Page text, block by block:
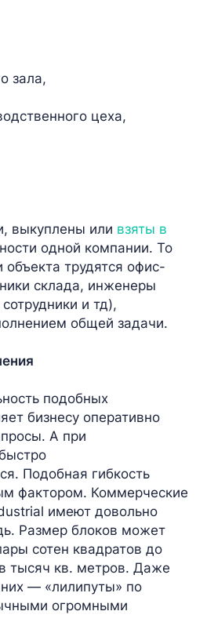
зала,
цеха,
выкуплены или взяты в
одной компании. То
объекта трудятся офис-
склада, инженеры
и тд),
общей задачи.
подобных
бизнесу оперативно
А при
Подобная гибкость
фактором. Коммерческие
имеют довольно
Размер блоков может
сотен квадратов до
тысяч кв. метров. Даже
— «лилипуты» по
огромными